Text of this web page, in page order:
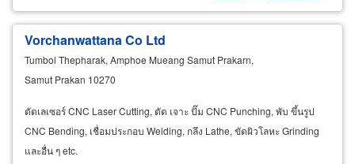
Vorchanwattana Co Ltd
Tumbol Thepharak, Amphoe Mueang Samut Prakarn,
Samut Prakan 10270
ตัดเลเซอร์ CNC Laser Cutting, ตัด เจาะ ปั๊ม CNC Punching, พับ ขึ้นรูป
CNC Bending, เชื่อมประกอบ Welding, กลึง Lathe, ขัดผิวโลหะ Grinding
และอื่น ๆ etc.